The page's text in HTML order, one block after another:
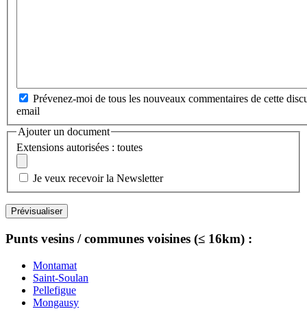
Prévenez-moi de tous les nouveaux commentaires de cette
email
Ajouter un document
Extensions autorisées : toutes
Je veux recevoir la Newsletter
Punts vesins / communes voisines (≤ 16km) :
Montamat
Saint-Soulan
Pellefigue
Mongausy